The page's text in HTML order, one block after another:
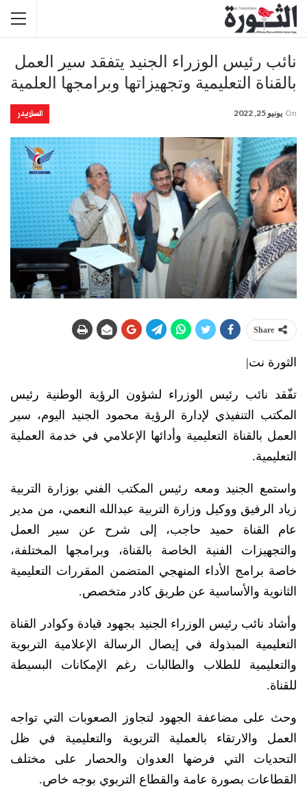
نائب رئيس الوزراء الجنيد يتفقد سير العمل
بالقناة التعليمية وتجهيزاتها وبرامجها العلمية
السلايدر On يونيو 25, 2022
Share
الثورة نت|
تفّقد نائب رئيس الوزراء لشؤون الرؤية الوطنية رئيس
المكتب التنفيذي لإدارة الرؤية محمود الجنيد اليوم، سير
العمل بالقناة التعليمية وأدائها الإعلامي في خدمة العملية
التعليمية.
واستمع الجنيد ومعه رئيس المكتب الفني بوزارة التربية
زياد الرفيق ووكيل وزارة التربية عبدالله النعمي، من مدير
عام القناة حميد حاجب، إلى شرح عن سير العمل
والتجهيزات الفنية الخاصة بالقناة، وبرامجها المختلفة،
خاصة برامج الأداء المنهجي المتضمن المقررات التعليمية
الثانوية والأساسية عن طريق كادر متخصص.
وأشاد نائب رئيس الوزراء الجنيد بجهود قيادة وكوادر القناة
التعليمية المبذولة في إيصال الرسالة الإعلامية التربوية
والتعليمية للطلاب والطالبات رغم الإمكانات البسيطة
للقناة.
وحث على مضاعفة الجهود لتجاوز الصعوبات التي تواجه
العمل والارتقاء بالعملية التربوية والتعليمية في ظل
التحديات التي فرضها العدوان والحصار على مختلف
القطاعات بصورة عامة والقطاع التربوي بوجه خاص.